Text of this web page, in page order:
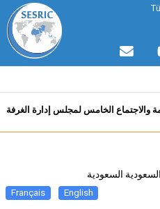
والاجتماع الخامس لمجلس إدارة الغرفة
السعودية
English
Français